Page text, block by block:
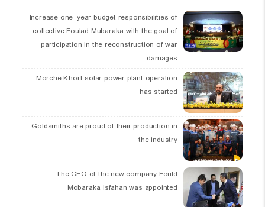
Increase one-year budget responsibilities of
collective Foulad Mubaraka with the goal of
participation in the reconstruction of war
damages
Morche Khort solar power plant operation
has started
Goldsmiths are proud of their production in
the industry
The CEO of the new company Fould
Mobaraka Isfahan was appointed